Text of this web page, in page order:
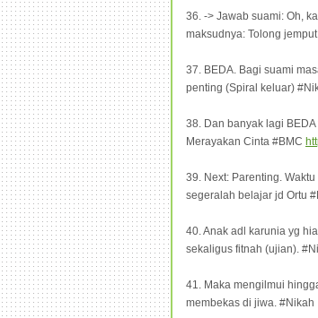
36. -> Jawab suami: Oh,
maksudnya: Tolong
37. BEDA. Bagi suami
penting (Spiral keluar)
38. Dan banyak lagi
Merayakan Cinta #BMC
39. Next: Parenting.
segeralah belajar jd Ortu
40. Anak adl karunia yg
sekaligus fitnah (ujian).
41. Maka mengilmui
membekas di jiwa. #Nikah